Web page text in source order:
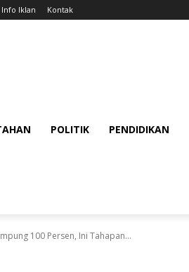
Info Iklan Kontak
POLITIK PENDIDIKAN
100 Persen, Ini Tahapan...